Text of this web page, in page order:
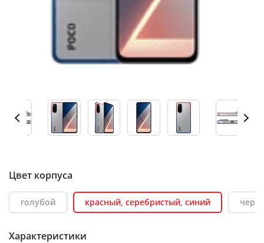
Цвет корпуса
голубой красный, серебристый, синий
Характеристики